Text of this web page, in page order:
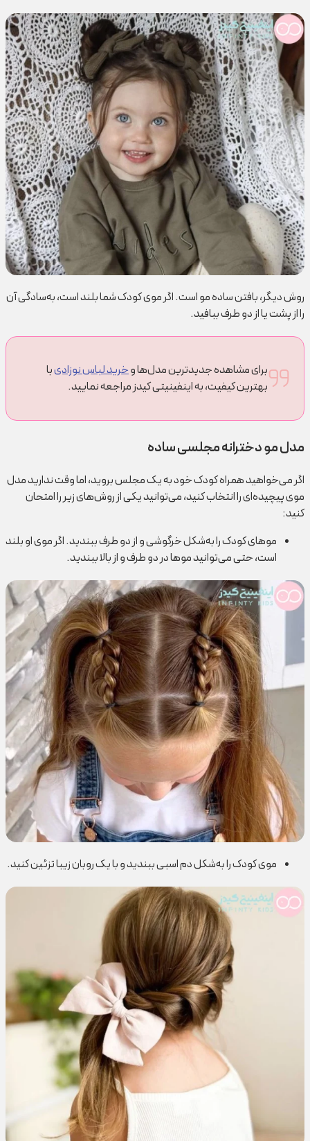
روش دیگر، بافتن ساده مو است. اگر موی کودک شما بلند است، به‌سادگی آن
را از پشت یا از دو طرف ببافید.
برای مشاهده جدیدترین مدل‌ها وخرید لباس نوزادیبا
بهترین کیفیت، به اینفینیتی کیدز مراجعه نمایید.
مدل مو دخترانه مجلسی ساده
اگر می‌خواهید همراه کودک خود به یک مجلس بروید، اما وقت ندارید مدل
موی پیچیده‌ای را انتخاب کنید، می‌توانید یکی از روش‌های زیر را امتحان
کنید:
موهای کودک را به‌شکل خرگوشی و از دو طرف ببندید. اگر موی او بلند
است، حتی می‌توانید موها در دو طرف و از بالا ببندید.
موی کودک را به‌شکل دم اسبی ببندید و با یک روبان زیبا تزئین کنید.